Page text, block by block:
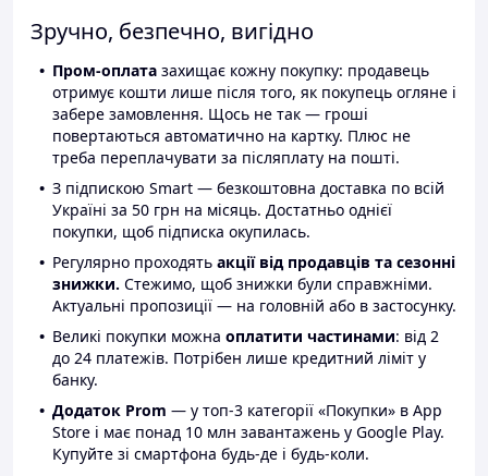
Зручно, безпечно, вигідно
Пром-оплата захищає кожну покупку: продавець
отримує кошти лише після того, як покупець огляне і
забере замовлення. Щось не так — гроші
повертаються автоматично на картку. Плюс не
треба переплачувати за післяплату на пошті.
З підпискою Smart — безкоштовна доставка по всій
Україні за 50 грн на місяць. Достатньо однієї
покупки, щоб підписка окупилась.
Регулярно проходять акції від продавців та сезонні
знижки. Стежимо, щоб знижки були справжніми.
Актуальні пропозиції — на головній або в застосунку.
Великі покупки можна оплатити частинами: від 2
до 24 платежів. Потрібен лише кредитний ліміт у
банку.
Додаток Prom — у топ-3 категорії «Покупки» в App
Store і має понад 10 млн завантажень у Google Play.
Купуйте зі смартфона будь-де і будь-коли.